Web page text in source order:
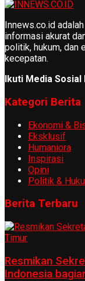
Innews.co.id
informasi akurat
politik, hukum, dan
kecepatan.
Ikuti Media Sosial
Kategori Berita
Ekonomi &
Eksklusif
Humaniora
Inspirasi
Opini
Politik &
Berita Terbaru
Resmikan
Indonesia